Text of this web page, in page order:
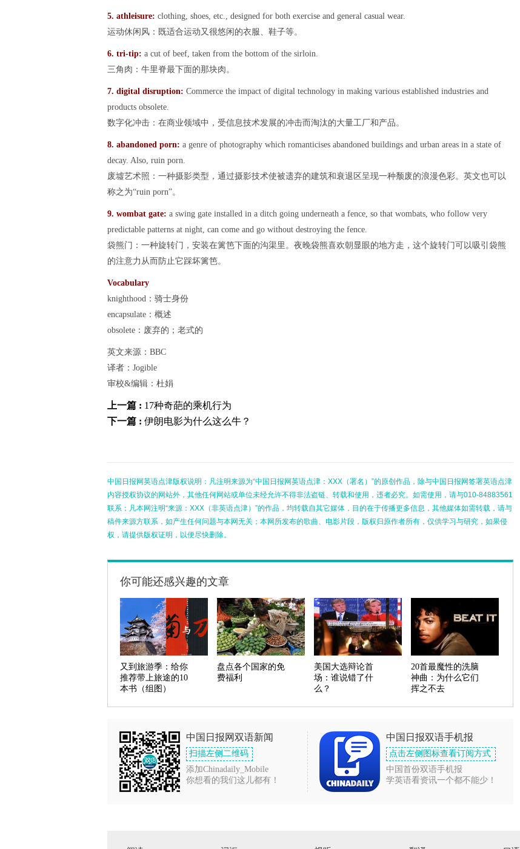
5. athleisure: clothing, shoes, etc., designed for both exercise and general casual wear.
运动休闲风：既适合运动又很悠闲的衣服、鞋子等。
6. tri-tip: a cut of beef, taken from the bottom of the sirloin.
三角肉：牛里脊最下面的那块肉。
7. digital disruption: Commerce the impact of digital technology in making various established industries and
products obsolete.
数字化冲击：在商业领域中，受信息技术发展的冲击而淘汰的大量工厂和产品。
8. abandoned porn: a genre of photography which romanticises abandoned buildings and urban areas in a state of
decay. Also, ruin porn.
废墟艺术照：一种摄影类型，通过摄影技术使被遗弃的建筑和衰退区呈现一种颓废的浪漫色彩。英文也可以
称之为“ruin porn”。
9. wombat gate: a swing gate installed in a ditch going underneath a fence, so that wombats, who follow very
predictable patterns at night, can come and go without destroying the fence.
袋熊门：一种旋转门，安装在篱笆下面的沟渠里。夜晚袋熊喜欢朝显眼的地方走，这个旋转门可以吸引袋熊
的注意力从而防止它踩坏篱笆。
Vocabulary
knighthood：骑士身份
encapsulate：概述
obsolete：废弃的；老式的
英文来源：BBC
译者：Jogible
审校&编辑：杜娟
上一篇 : 17种奇葩的乘机行为
下一篇 : 伊朗电影为什么这么牛？
中国日报网英语点津版权说明：凡注明来源为“中国日报网英语点津：XXX（署名）”的原创作品，除与中国日报网签署英语点津
内容授权协议的网站外，其他任何网站或单位未经允许不得非法盗链、转载和使用，违者必究。如需使用，请与010-84883561
联系；凡本网注明“来源：XXX（非英语点津）”的作品，均转载自其它媒体，目的在于传播更多信息，其他媒体如需转载，请与
稿件来源方联系，如产生任何问题与本网无关；本网所发布的歌曲、电影片段，版权归原作者所有，仅供学习与研究，如果侵
权，请提供版权证明，以便尽快删除。
你可能还感兴趣的文章
又到旅游季：给你
推荐带上旅途的10
本书（组图）
盘点各个国家的免
费福利
美国大选辩论首
场：谁说错了什
么？
20首最魔性的洗脑
神曲：为什么它们
挥之不去
中国日报网双语新闻
扫描左侧二维码
添加Chinadaily_Mobile
你想看的我们这儿都有！
中国日报双语手机报
点击左侧图标查看订阅方式
中国首份双语手机报
学英语看资讯一个都不能少！